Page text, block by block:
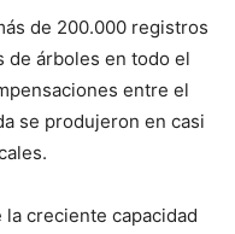
de 200.000 registros
de árboles en todo el
entre el
se produjeron en casi
creciente capacidad